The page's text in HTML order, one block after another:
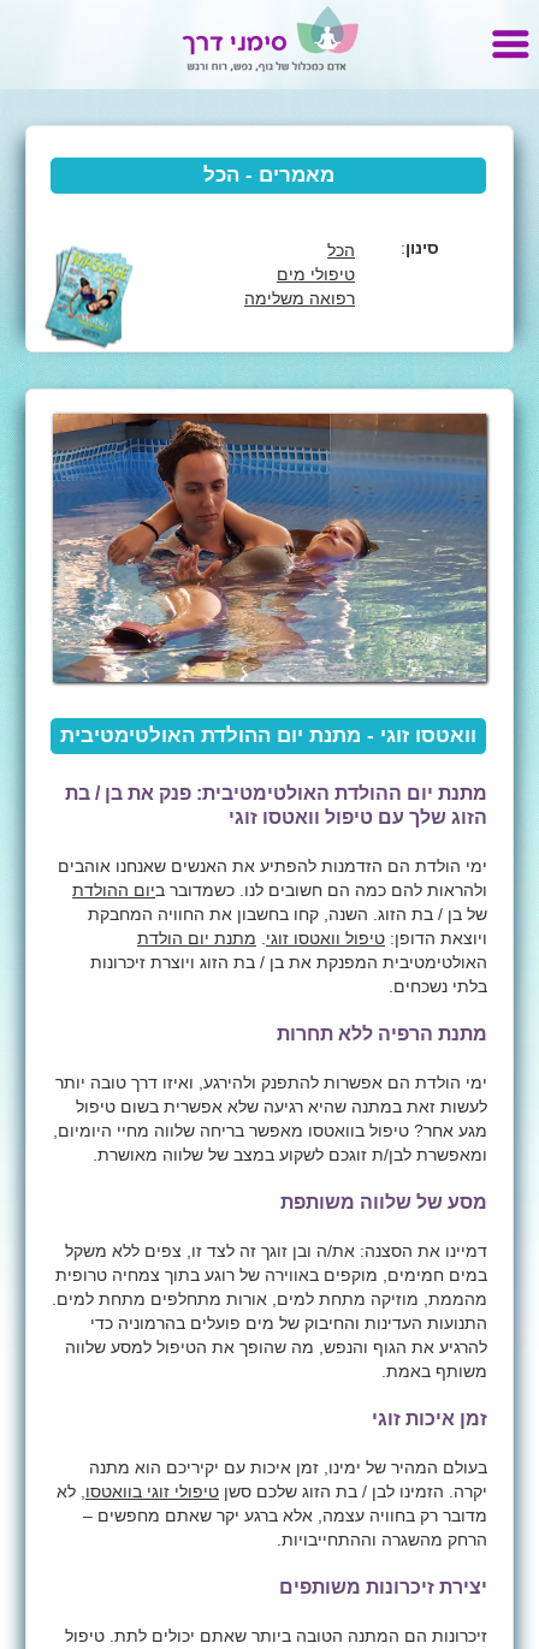
מאמרים - הכל
סינון:
הכל
טיפולי מים
רפואה משלימה
וואטסו זוגי - מתנת יום ההולדת האולטימטיבית
מתנת יום ההולדת האולטימטיבית: פנק את בן / בת
הזוג שלך עם טיפול וואטסו זוגי
ימי הולדת הם הזדמנות להפתיע את האנשים שאנחנו אוהבים
ולהראות להם כמה הם חשובים לנו. כשמדובר ביום ההולדת
של בן / בת הזוג. השנה, קחו בחשבון את החוויה המחבקת
ויוצאת הדופן: טיפול וואטסו זוגי
מתנת יום הולדת
האולטימטיבית המפנקת את בן / בת הזוג ויוצרת זיכרונות
בלתי נשכחים.
מתנת הרפיה ללא תחרות
ימי הולדת הם אפשרות להתפנק ולהירגע, ואיזו דרך טובה יותר
לעשות זאת במתנה שהיא רגיעה שלא אפשרית בשום טיפול
מגע אחר? טיפול בוואטסו מאפשר בריחה שלווה מחיי היומיום,
ומאפשרת לבן/ת זוגכם לשקוע במצב של שלווה מאושרת.
מסע של שלווה משותפת
דמיינו את הסצנה: את/ה ובן זוגך זה לצד זו, צפים ללא משקל
במים חמימים, מוקפים באווירה של רוגע בתוך צמחיה טרופית
מהממת, מוזיקה מתחת למים, אורות מתחלפים מתחת למים.
התנועות העדינות והחיבוק של מים פועלים בהרמוניה כדי
להרגיע את הגוף והנפש, מה שהופך את הטיפול למסע שלווה
משותף באמת.
זמן איכות זוגי
בעולם המהיר של ימינו, זמן איכות עם יקיריכם הוא מתנה
יקרה. הזמינו לבן / בת הזוג שלכם סשן טיפולי זוגי בוואטסו , לא
מדובר רק בחוויה עצמה, אלא ברגע יקר שאתם מחפשים –
הרחק מהשגרה וההתחייבויות.
יצירת זיכרונות משותפים
זיכרונות הם המתנה הטובה ביותר שאתם יכולים לתת. טיפול